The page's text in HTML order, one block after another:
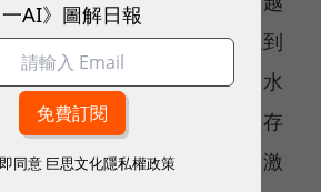
新最好的技術，幫助我們找到
群，因此，勢必是魚幫水、水
長的。也由於我們強烈的生存
、數位廣告有志一同，互相激
一AI》圖解日報
同意 巨思文化隱私權政策